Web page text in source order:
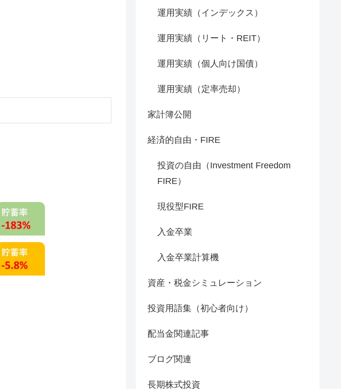
運用実績（インデックス）
運用実績（リート・REIT）
運用実績（個人向け国債）
運用実績（定率売却）
家計簿公開
経済的自由・FIRE
投資の自由（Investment Freedom
FIRE）
現役型FIRE
入金卒業
入金卒業計算機
資産・税金シミュレーション
投資用語集（初心者向け）
配当金関連記事
ブログ関連
長期株式投資